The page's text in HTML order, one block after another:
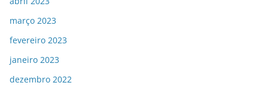
março 2023
fevereiro 2023
janeiro 2023
dezembro 2022